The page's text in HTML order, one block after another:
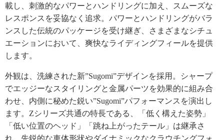
載し、刺激的なパワーとハンドリングに加え、スムーズな
レスポンスを妥協なく追求。パワーとハンドリングがバラ
ンスした伝統のパッケージを受け継ぎ、さまざまなシチュ
エーションにおいて、爽快なライディングフィールを提供
します。
外観は、洗練された新”Sugomi”デザインを採用。シャープ
でエッジーなスタイリングと金属パーツを効果的に組み合
わせ、内側に秘めた鋭い”Sugomi”パフォーマンスを演出し
ます。Zシリーズ共通の特長である、「低く構えた姿勢」
「低い位置のヘッド」「跳ね上がったテール」は継承さ
れ、先鋭的な車体形状やダイナミックなクラウチングフォ